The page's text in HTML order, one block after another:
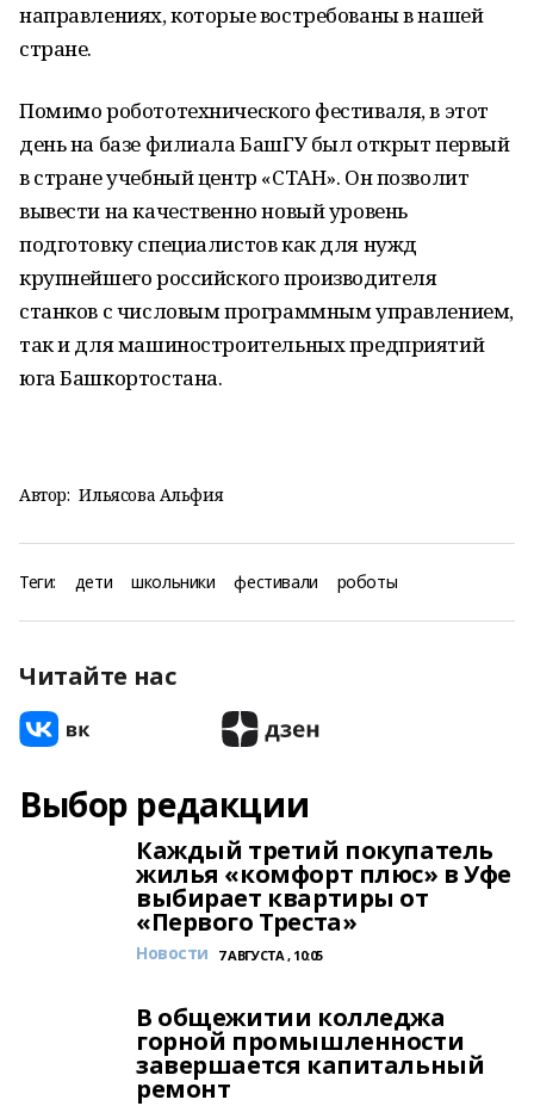
направлениях, которые востребованы в нашей
стране.
Помимо робототехнического фестиваля, в этот
день на базе филиала БашГУ был открыт первый
в стране учебный центр «СТАН». Он позволит
вывести на качественно новый уровень
подготовку специалистов как для нужд
крупнейшего российского производителя
станков с числовым программным управлением,
так и для машиностроительных предприятий
юга Башкортостана.
Автор: Ильясова Альфия
Теги: дети школьники фестивали роботы
Читайте нас
Выбор редакции
Каждый третий покупатель
жилья «комфорт плюс» в Уфе
выбирает квартиры от
«Первого Треста»
Новости 7 АВГУСТА , 10:05
В общежитии колледжа
горной промышленности
завершается капитальный
ремонт